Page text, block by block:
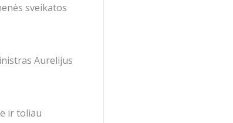
sveikatos
Aurelijus
ir toliau